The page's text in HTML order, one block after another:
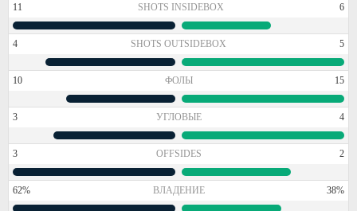
11 SHOTS INSIDEBOX 6
4 SHOTS OUTSIDEBOX 5
10 ФОЛЫ 15
3 УГЛОВЫЕ 4
3 OFFSIDES 2
62% ВЛАДЕНИЕ 38%